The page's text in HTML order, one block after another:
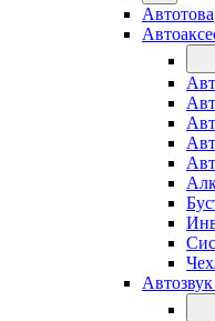
Автозвук